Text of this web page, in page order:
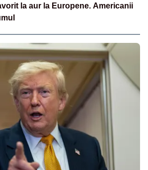
la aur la Europene. Americanii